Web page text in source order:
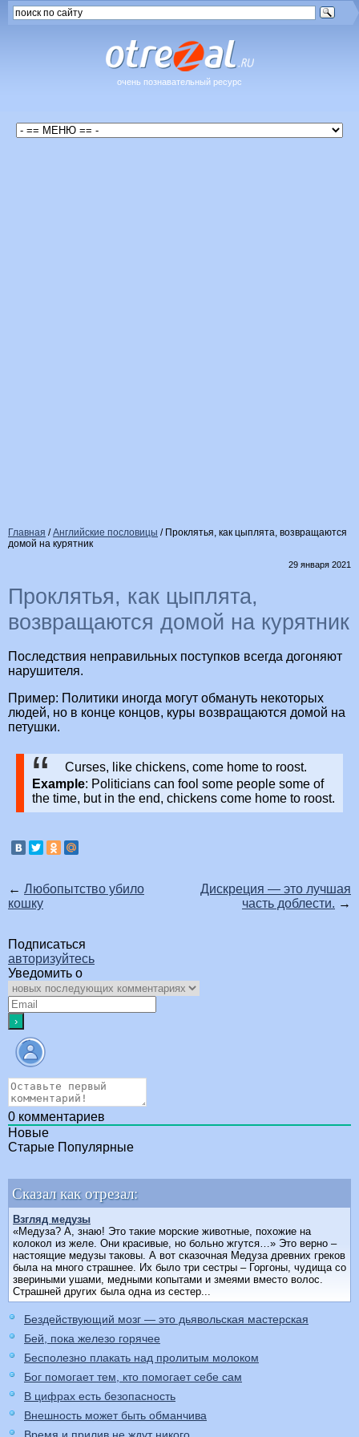
очень познавательный ресурс
Главная /Английские пословицы / Проклятья, как цыплята, возвращаются
домой на курятник
29 января 2021
Проклятья, как цыплята,
возвращаются домой на курятник
Последствия неправильных поступков всегда догоняют
нарушителя.
Пример: Политики иногда могут обмануть некоторых
людей, но в конце концов, куры возвращаются домой на
петушки.
Curses, like chickens, come home to roost.
Example: Politicians can fool some people some of
the time, but in the end, chickens come home to roost.
← Любопытство убило
кошку
Дискреция — это лучшая
часть доблести. →
Подписаться
авторизуйтесь
Уведомить о
0 комментариев
Новые
Старые Популярные
Сказал как отрезал:
Взгляд медузы
«Медуза? А, знаю! Это такие морские животные, похожие на
колокол из желе. Они красивые, но больно жгутся…» Это верно –
настоящие медузы таковы. А вот сказочная Медуза древних греков
была на много страшнее. Их было три сестры – Горгоны, чудища со
звериными ушами, медными копытами и змеями вместо волос.
Страшней других была одна из сестер...
Бездействующий мозг — это дьявольская мастерская
Бей, пока железо горячее
Бесполезно плакать над пролитым молоком
Бог помогает тем, кто помогает себе сам
В цифрах есть безопасность
Внешность может быть обманчива